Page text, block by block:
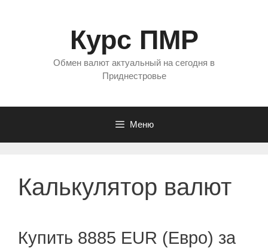
Курс ПМР
Обмен валют актуальный на сегодня в
Приднестровье
Меню
Калькулятор валют
Купить 8885 EUR (Евро) за